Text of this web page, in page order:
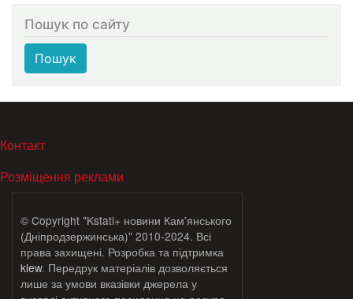
Пошук по сайту
Пошук
МЕНЮ В ПОДВАЛЕ
Контакт
Розміщення реклами
© Copyright "Kstati+ новини Кам'янського
(Дніпродзержинська)" 2010-2024. Всі
права захищені. Розробка та підтримка
klew. Передрук матеріалів дозволяється
лише за умови вказівки джерела у